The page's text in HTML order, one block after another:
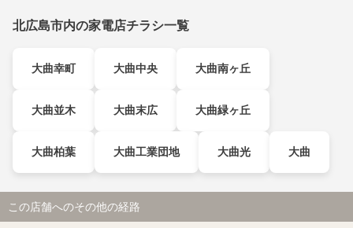
北広島市内の家電店チラシ一覧
大曲幸町 大曲中央 大曲南ヶ丘
大曲並木 大曲末広 大曲緑ヶ丘
大曲柏葉 大曲工業団地 大曲光 大曲
この店舗へのその他の経路